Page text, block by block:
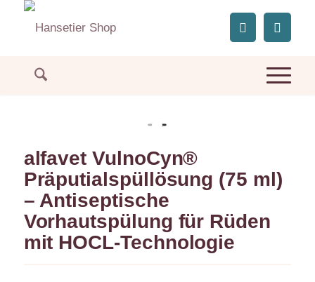
alfavet VulnoCyn®
Präputialspüllösung (75 ml)
– Antiseptische
Vorhautspülung für Rüden
mit HOCL-Technologie